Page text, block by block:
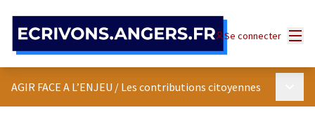
Se connecter
AGIR FACE A L’ENJEU / Les contributions citoyennes